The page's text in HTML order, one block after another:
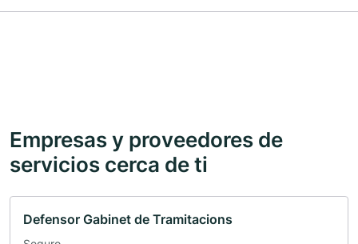
Empresas y proveedores de
servicios cerca de ti
Defensor Gabinet de Tramitacions